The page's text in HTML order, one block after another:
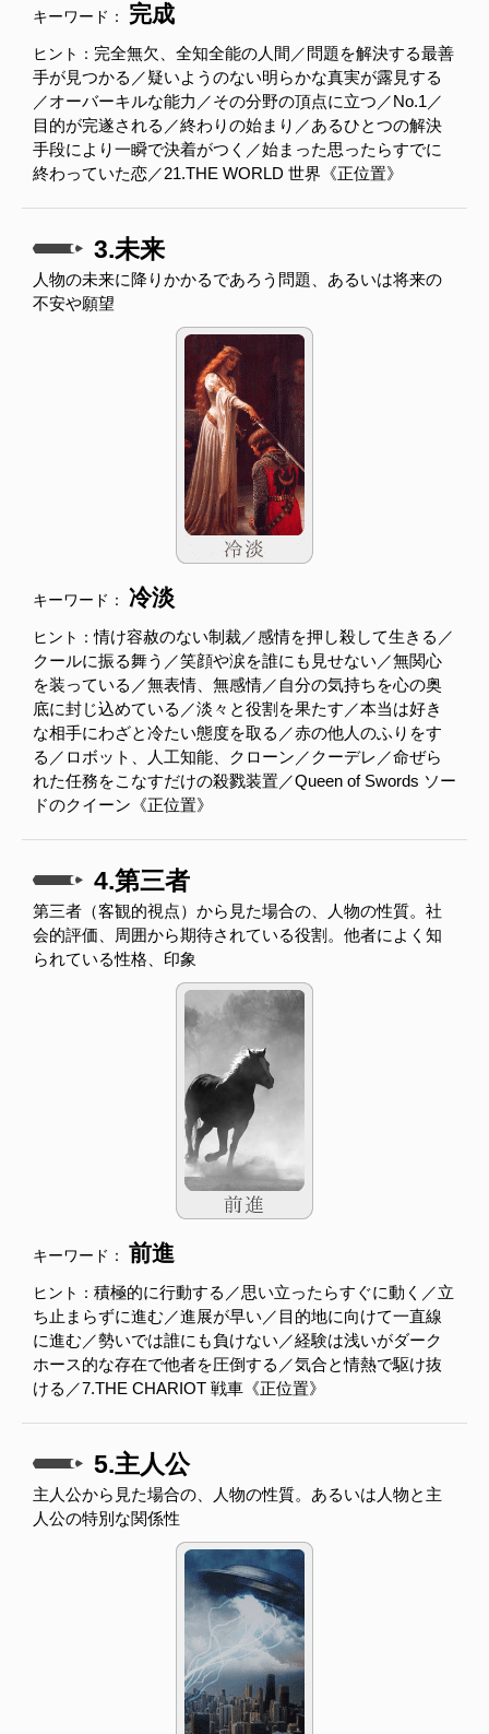
キーワード： 完成
ヒント： 完全無欠、全知全能の人間／問題を解決する最善
手が見つかる／疑いようのない明らかな真実が露見する
／オーバーキルな能力／その分野の頂点に立つ／No.1／
目的が完遂される／終わりの始まり／あるひとつの解決
手段により一瞬で決着がつく／始まった思ったらすでに
終わっていた恋／21.THE WORLD 世界《正位置》
3.未来
人物の未来に降りかかるであろう問題、あるいは将来の
不安や願望
キーワード： 冷淡
ヒント：情け容赦のない制裁／感情を押し殺して生きる／
クールに振る舞う／笑顔や涙を誰にも見せない／無関心
を装っている／無表情、無感情／自分の気持ちを心の奥
底に封じ込めている／淡々と役割を果たす／本当は好き
な相手にわざと冷たい態度を取る／赤の他人のふりをす
る／ロボット、人工知能、クローン／クーデレ／命ぜら
れた任務をこなすだけの殺戮装置／Queen of Swords ソー
ドのクイーン《正位置》
4.第三者
第三者（客観的視点）から見た場合の、人物の性質。社
会的評価、周囲から期待されている役割。他者によく知
られている性格、印象
キーワード： 前進
ヒント： 積極的に行動する／思い立ったらすぐに動く／立
ち止まらずに進む／進展が早い／目的地に向けて一直線
に進む／勢いでは誰にも負けない／経験は浅いがダーク
ホース的な存在で他者を圧倒する／気合と情熱で駆け抜
ける／7.THE CHARIOT 戦車《正位置》
5.主人公
主人公から見た場合の、人物の性質。あるいは人物と主
人公の特別な関係性